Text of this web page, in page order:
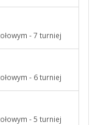
- 7 turniej
- 6 turniej
- 5 turniej